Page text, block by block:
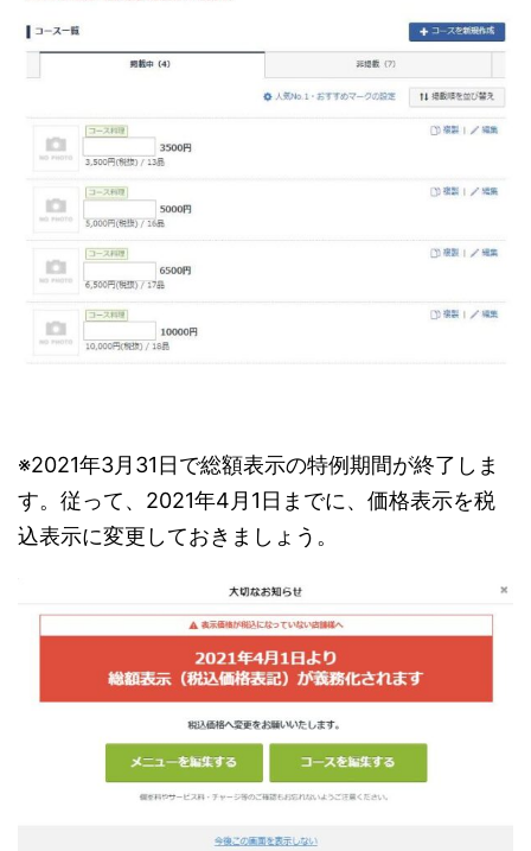
※2021年3月31日で総額表示の特例期間が終了しま
す。従って、2021年4月1日までに、価格表示を税
込表示に変更しておきましょう。